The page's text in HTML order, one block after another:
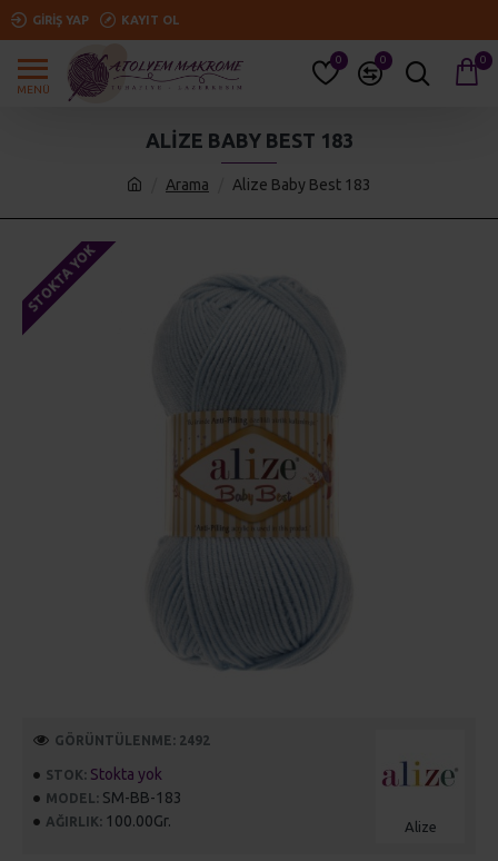
GIRIŞ YAP KAYIT OL
0 0 0
Arama Alize Baby Best 183
ALIZE BABY BEST 183
STOKTA YOK
STOK: Stokta yok
MODEL: SM-BB-183
AĞIRLIK: 100.00Gr. Alize
GÖRÜNTÜLENME: 2492